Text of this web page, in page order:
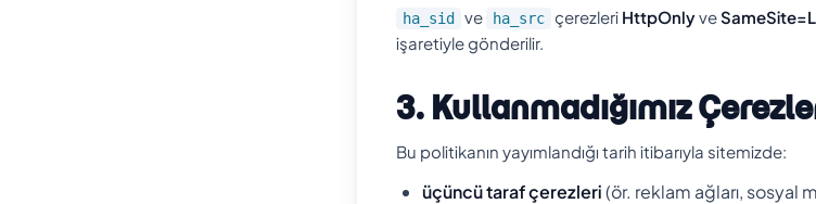
ha_sid ve ha_src çerezleri HttpOnlyve
işaretiyle gönderilir.
3. Kullanmadığımız
Bu politikanın yayımlandığı tarih itibarıyla sitemizde:
üçüncü taraf çerezleri(ör. reklam ağları, sosyal